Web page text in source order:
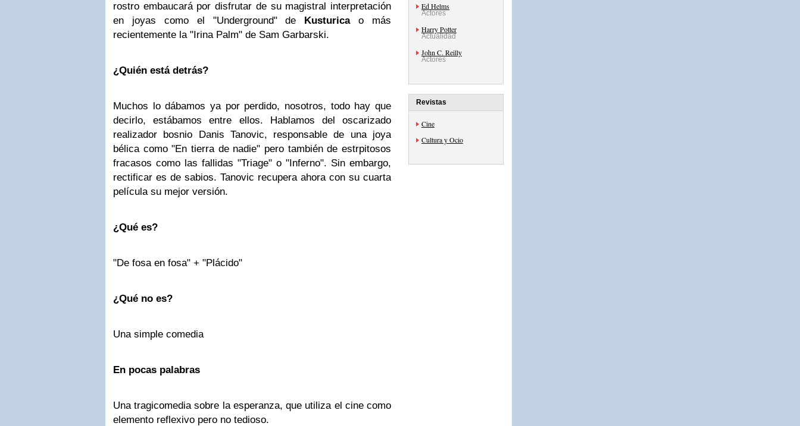
rostro embaucará por disfrutar de su magistral interpretación
en joyas como el "Underground" de Kusturicao más
recientemente la "Irina Palm" de Sam Garbarski.
¿Quién está detrás?
Muchos lo dábamos ya por perdido, nosotros, todo hay que
decirlo, estábamos entre ellos. Hablamos del oscarizado
realizador bosnio Danis Tanovic, responsable de una joya
bélica como "En tierra de nadie" pero también de estrpitosos
fracasos como las fallidas "Triage" o "Inferno". Sin embargo,
rectificar es de sabios. Tanovic recupera ahora con su cuarta
película su mejor versión.
¿Qué es?
"De fosa en fosa" + "Plácido"
¿Qué no es?
Una simple comedia
En pocas palabras
Una tragicomedia sobre la esperanza, que utiliza el cine como
elemento reflexivo pero no tedioso.
Ed Helms
Actores
Harry Potter
Actualidad
John C. Reilly
Actores
Revistas
Cine
Cultura y Ocio